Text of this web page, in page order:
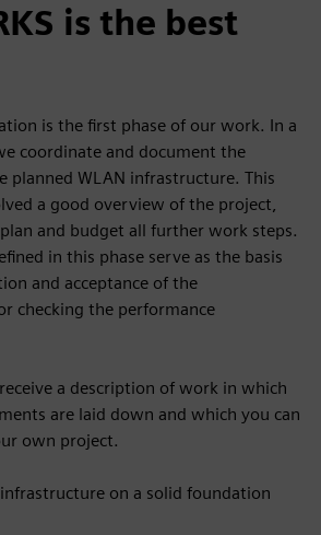
is the best
is the first phase of our work. In a
coordinate and document the
planned WLAN infrastructure. This
a good overview of the project,
and budget all further work steps.
in this phase serve as the basis
and acceptance of the
checking the performance
a description of work in which
are laid down and which you can
own project.
on a solid foundation